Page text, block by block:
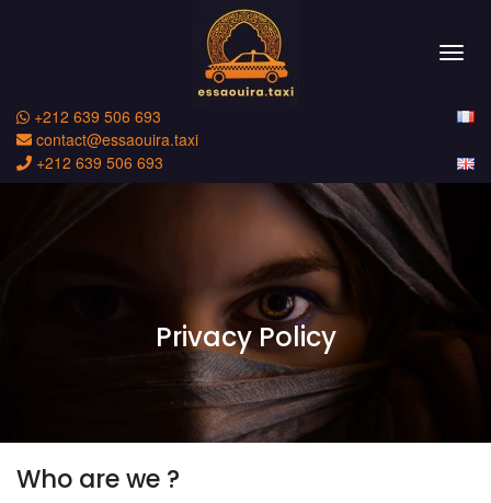
+212 639 506 693
contact@essaouira.taxi
+212 639 506 693
Privacy Policy
Who are we ?